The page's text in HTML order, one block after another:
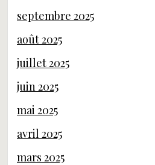
septembre 2025
août 2025
juillet 2025
juin 2025
mai 2025
avril 2025
mars 2025